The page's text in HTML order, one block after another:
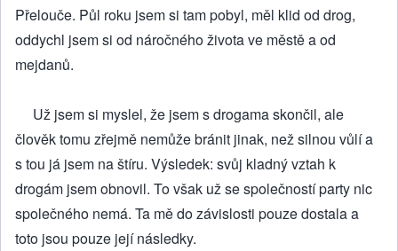
Přelouče. Půl roku jsem si tam pobyl, měl klid od drog,
oddychl jsem si od náročného života ve městě a od
mejdanů.
Už jsem si myslel, že jsem s drogama skončil, ale
člověk tomu zřejmě nemůže bránit jinak, než silnou vůlí a
s tou já jsem na štíru. Výsledek: svůj kladný vztah k
drogám jsem obnovil. To však už se společností party nic
společného nemá. Ta mě do závislosti pouze dostala a
toto jsou pouze její následky.